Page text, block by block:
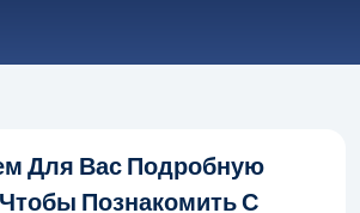
Для Вас Подробную
Познакомить С